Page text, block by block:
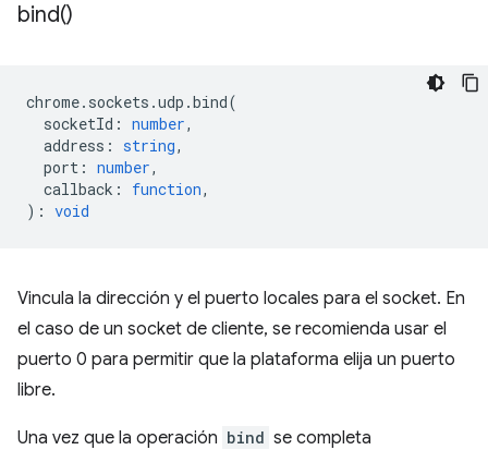
bind()
chrome. sockets .udp .bind(
socketId : number,
address : string,
port : number,
callback : function,
) : void
Vincula la dirección y el puerto locales para el socket. En
el caso de un socket de cliente, se recomienda usar el
puerto 0 para permitir que la plataforma elija un puerto
libre.
Una vez que la operación bind se completa